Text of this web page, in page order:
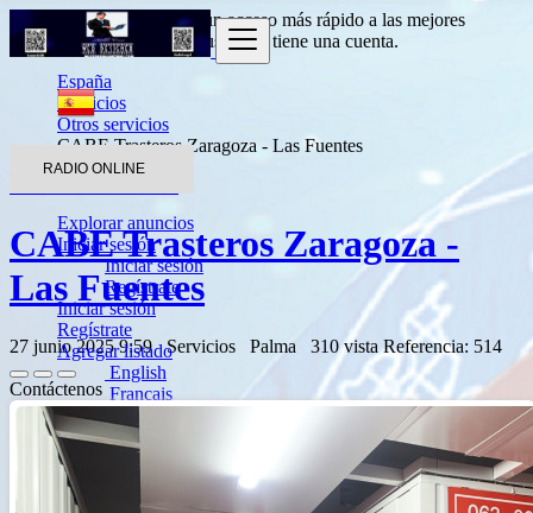
RADIO ONLINE
Explorar anuncios
Iniciar sesión
Iniciar sesión
Regístrate
Iniciar sesión
Regístrate
Agregar listado
English
Français
العربية
Português
Deutsch
Italiano
Entradapara obtener un acceso más rápido a las mejores
ofertas.
Haga clic aquísi usted no tiene una cuenta.
España
Servicios
Otros servicios
CABE Trasteros Zaragoza - Las Fuentes
CABE Trasteros Zaragoza -
Las Fuentes
27 junio 2025 9:59 Servicios Palma 310 vista Referencia: 514
Contáctenos